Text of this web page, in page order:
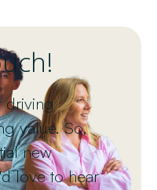
driving
value. So,
new
love to hear